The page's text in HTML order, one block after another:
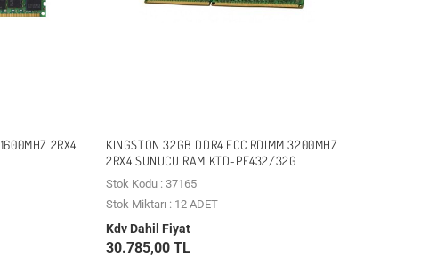
2RX4
KINGSTON 32GB DDR4 ECC RDIMM 3200MHZ
2RX4 SUNUCU RAM KTD-PE432/32G
Stok Kodu : 37165
Stok Miktarı : 12 ADET
Kdv Dahil Fiyat
30.785,00 TL